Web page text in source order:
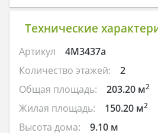
Технические
Артикул
4M3437a
Количество этажей:
2
Общая площадь:
203.20 м2
Жилая площадь: 150.20 м2
Высота дома: 9.10 м